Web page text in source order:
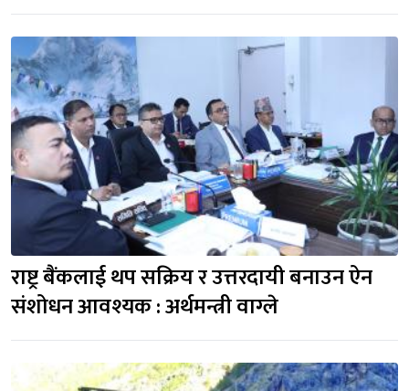
राष्ट्र बैंकलाई थप सक्रिय र उत्तरदायी बनाउन ऐन
संशोधन आवश्यक : अर्थमन्त्री वाग्ले